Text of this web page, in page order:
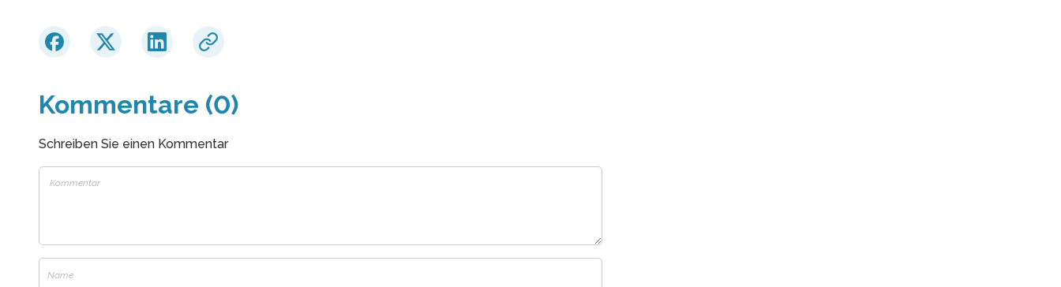
Kommentare (0)
Schreiben Sie einen Kommentar